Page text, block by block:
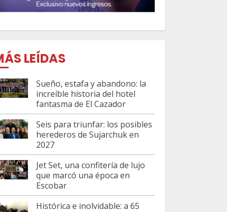
LEÍDAS
Sueño, estafa y abandono: la
increíble historia del hotel
fantasma de El Cazador
Seis para triunfar: los posibles
herederos de Sujarchuk en
2027
Jet Set, una confitería de lujo
que marcó una época en
Escobar
Histórica e inolvidable: a 65